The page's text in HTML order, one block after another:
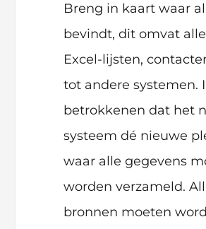
Breng in kaart waar
bevindt, dit omvat
Excel-lijsten,
tot andere systemen.
betrokkenen dat het
systeem dé nieuwe
waar alle gegevens
worden verzameld.
bronnen moeten